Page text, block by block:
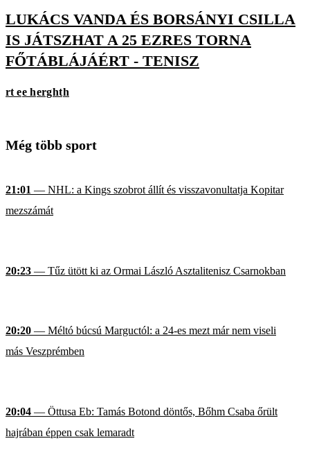
LUKÁCS VANDA ÉS BORSÁNYI CSILLA
IS JÁTSZHAT A 25 EZRES TORNA
FŐTÁBLÁJÁÉRT - TENISZ
rt ee herghth
Még több sport
21:01 — NHL: a Kings szobrot állít és visszavonultatja Kopitar
mezszámát
20:23 — Tűz ütött ki az Ormai László Asztalitenisz Csarnokban
20:20 — Méltó búcsú Marguctól: a 24-es mezt már nem viseli
más Veszprémben
20:04 — Öttusa Eb: Tamás Botond döntős, Bőhm Csaba őrült
hajrában éppen csak lemaradt